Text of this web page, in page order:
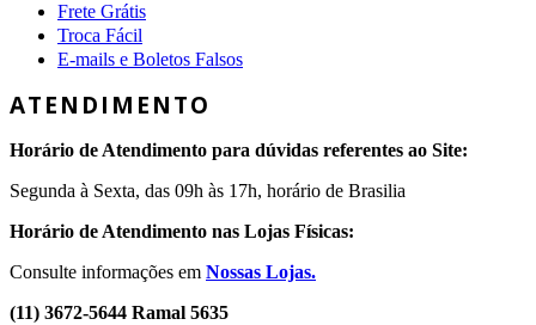
Frete Grátis
Troca Fácil
E-mails e Boletos Falsos
ATENDIMENTO
Horário de Atendimento para dúvidas referentes ao Site:
Segunda à Sexta, das 09h às 17h, horário de Brasilia
Horário de Atendimento nas Lojas Físicas:
Consulte informações em Nossas Lojas.
(11) 3672-5644 Ramal 5635